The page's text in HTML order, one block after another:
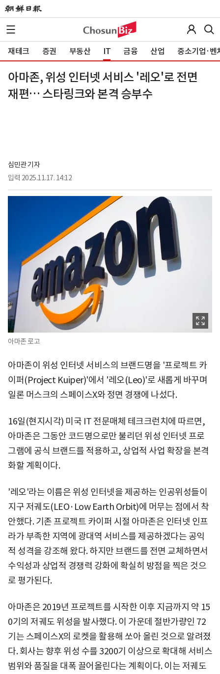
재테크 증권 부동산 IT 금융 산업 중소기업·벤
아마존, 위성 인터넷 서비스 '레오'로 전면
재편… 스타링크와 본격 승부수
심민관 기자
입력 2025.11.17. 14:12
아마존 로고
아마존이 위성 인터넷 서비스의 브랜드명을 '프로젝트 카
이퍼(Project Kuiper)'에서 '레오(Leo)'로 새롭게 바꾸며
일론 머스크의 스페이스X와 정면 경쟁에 나섰다.
16일(현지시각) 미국 IT 전문매체 테크크런치에 따르면,
아마존은 그동안 코드명으로만 불리던 위성 인터넷 프로
그램에 공식 브랜드를 적용하고, 상업적 사업 확장을 본격
화할 계획이다.
'레오'라는 이름은 위성 인터넷을 제공하는 인공위성들이
지구 저궤도(LEO·Low Earth Orbit)에 머무는 점에서 착
안했다. 기존 프로젝트 카이퍼 시절 아마존은 인터넷 인프
라가 부족한 지역에 광대역 서비스를 제공하겠다는 공익
적 성격을 강조해 왔다. 하지만 브랜드를 전면 교체하면서
수익성과 상업적 경쟁력 강화에 확실히 방점을 찍은 것으
로 평가된다.
아마존은 2019년 프로젝트를 시작한 이후 지금까지 약 15
0기의 저궤도 위성을 발사했다. 이 가운데 절반가량인 72
기는 스페이스X의 로켓을 활용해 쏘아 올린 것으로 알려졌
다. 회사는 향후 위성 수를 3200기 이상으로 확대해 서비스
범위와 품질을 대폭 끌어올린다는 계획이다. 이는 저궤도